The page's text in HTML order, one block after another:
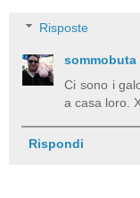
Risposte
sommobuta
Ci sono i
a casa loro.
Rispondi